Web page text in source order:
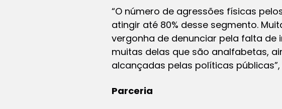
“O número de agressões físicas
atingir até 80% desse segmento.
vergonha de denunciar pela falta de
muitas delas que são analfabetas,
alcançadas pelas políticas
Parceria